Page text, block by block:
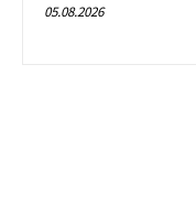
05.08.2026